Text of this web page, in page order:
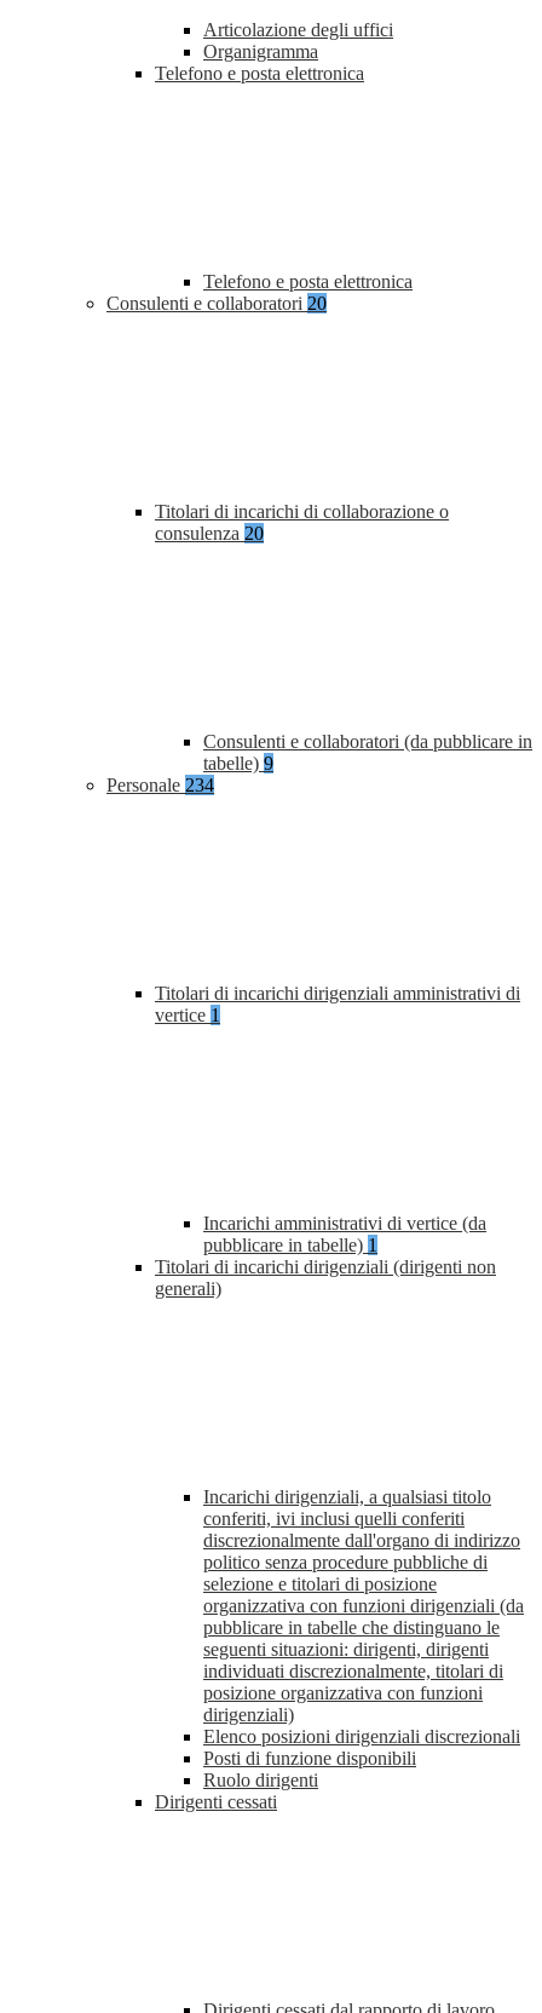
Articolazione degli uffici
Organigramma
Telefono e posta elettronica
Telefono e posta elettronica
Consulenti e collaboratori 20
Titolari di incarichi di collaborazione o
consulenza 20
Consulenti e collaboratori (da pubblicare in
tabelle) 9
Personale 234
Titolari di incarichi dirigenziali amministrativi di
vertice 1
Incarichi amministrativi di vertice (da
pubblicare in tabelle) 1
Titolari di incarichi dirigenziali (dirigenti non
generali)
Incarichi dirigenziali, a qualsiasi titolo
conferiti, ivi inclusi quelli conferiti
discrezionalmente dall'organo di indirizzo
politico senza procedure pubbliche di
selezione e titolari di posizione
organizzativa con funzioni dirigenziali (da
pubblicare in tabelle che distinguano le
seguenti situazioni: dirigenti, dirigenti
individuati discrezionalmente, titolari di
posizione organizzativa con funzioni
dirigenziali)
Elenco posizioni dirigenziali discrezionali
Posti di funzione disponibili
Ruolo dirigenti
Dirigenti cessati